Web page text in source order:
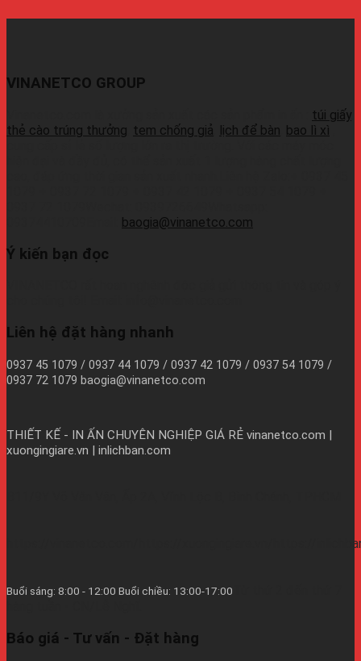
VINANETCO GROUP
túi giấy
thẻ cào trúng thưởng tem chống giả lịch để bàn bao lì xì
baogia@vinanetco.com
Ý kiến bạn đọc
Liên hệ đặt hàng nhanh
0937 45 1079 / 0937 44 1079 / 0937 42 1079 / 0937 54 1079 /
0937 72 1079 baogia@vinanetco.com
THIẾT KẾ - IN ẤN CHUYÊN NGHIỆP GIÁ RẺ vinanetco.com |
xuongingiare.vn | inlichban.com
https://vinanetco.com/https://xuongingiare.vn/https://
Buổi sáng: 8:00 - 12:00 Buổi chiều: 13:00-17:00
Báo giá - Tư vấn - Đặt hàng